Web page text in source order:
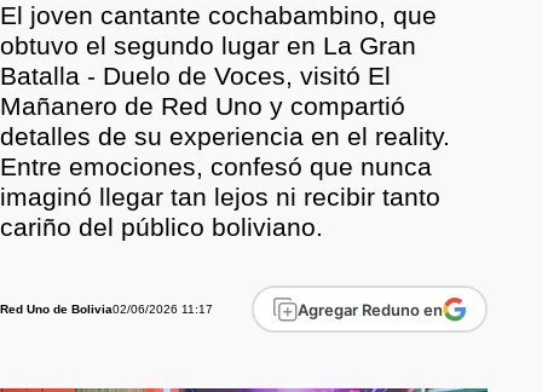
El joven cantante cochabambino, que
obtuvo el segundo lugar en La Gran
Batalla - Duelo de Voces, visitó El
Mañanero de Red Uno y compartió
detalles de su experiencia en el reality.
Entre emociones, confesó que nunca
imaginó llegar tan lejos ni recibir tanto
cariño del público boliviano.
Red Uno de Bolivia02/06/2026 11:17 Agregar Reduno en